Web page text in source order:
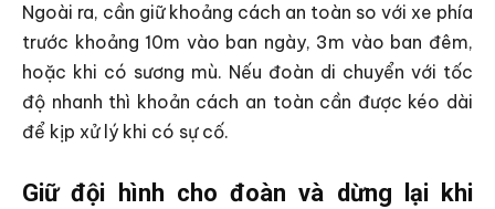
Ngoài ra, cần giữ khoảng cách an toàn so với xe phía
trước khoảng 10m vào ban ngày, 3m vào ban đêm,
hoặc khi có sương mù. Nếu đoàn di chuyển với tốc
độ nhanh thì khoản cách an toàn cần được kéo dài
để kịp xử lý khi có sự cố.
Giữ đội hình cho đoàn và dừng lại khi